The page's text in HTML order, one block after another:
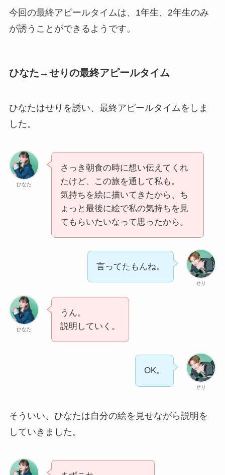
今回の最終アピールタイムは、1年生、2年生のみ
が誘うことができるようです。
ひなた→せりの最終アピールタイム
ひなたはせりを誘い、最終アピールタイムをしま
した。
ひなた
さっき朝食の時に想い伝えてくれ
たけど、この旅を通して私も。
気持ちを絵に描いてきたから、ち
ょっと最後に絵で私の気持ちを見
てもらいたいなって思ったから。
せり
言ってたもんね。
ひなた
うん。
説明していく。
せり
OK。
そういい、ひなたは自分の絵を見せながら説明を
していきました。